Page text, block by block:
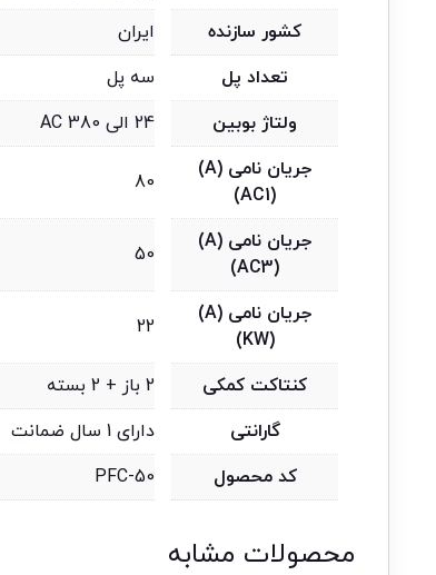
کشور سازنده
ایران
تعداد پل
سه پل
ولتاژ بوبین
24 الی 380 AC
جریان نامی (A)
(AC1)
80
جریان نامی (A)
(AC3)
50
جریان نامی (A)
(KW)
22
کنتاکت کمکی
2 باز + 2 بسته
گارانتی
دارای 1 سال ضمانت
کد محصول
PFC-50
محصولات مشابه